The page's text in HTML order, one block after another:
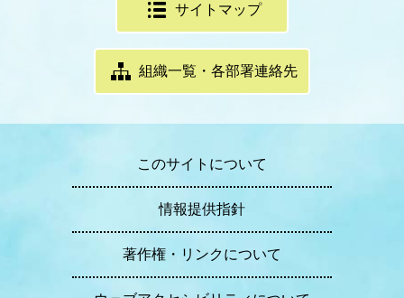
サイトマップ
組織一覧・各部署連絡先
このサイトについて
情報提供指針
著作権・リンクについて